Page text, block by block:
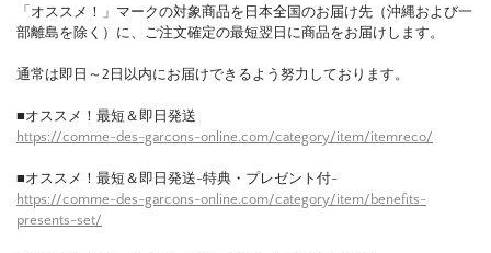
「オススメ！」マークの対象商品を日本全国のお届け先（沖縄および一
部離島を除く）に、ご注文確定の最短翌日に商品をお届けします。
通常は即日～2日以内にお届けできるよう努力しております。
■オススメ！最短＆即日発送
https://comme-des-garcons-online.com/category/item/itemreco/
■オススメ！最短＆即日発送-特典・プレゼント付-
https://comme-des-garcons-online.com/category/item/benefits-
presents-set/